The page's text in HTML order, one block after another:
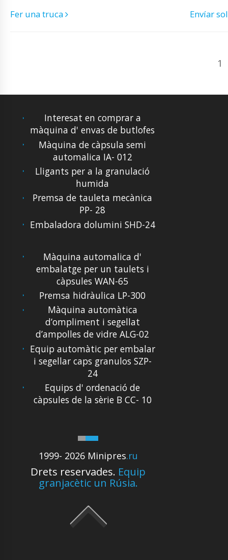
Fer una truca
Envíar
1
Interesat en comprar a
màquina d' envas de butlofes
Màquina de càpsula semi
automalica IA- 012
Lligants per a la granulació
humida
Premsa de tauleta mecànica
PP- 28
Embaladora dolumini SHD-24
1999- 2026 Minipres.ru
Drets reservades. Equip
granjacètic un Rúsia.
Màquina automalica d'
embalatge per un taulets i
càpsules WAN-65
Premsa hidràulica LP-300
Màquina automàtica
d’ompliment i segellat
d’ampolles de vidre ALG-02
Equip automàtic per embalar
i segellar caps granulos SZP-
24
Equips d' ordenació de
càpsules de la sèrie B CC- 10